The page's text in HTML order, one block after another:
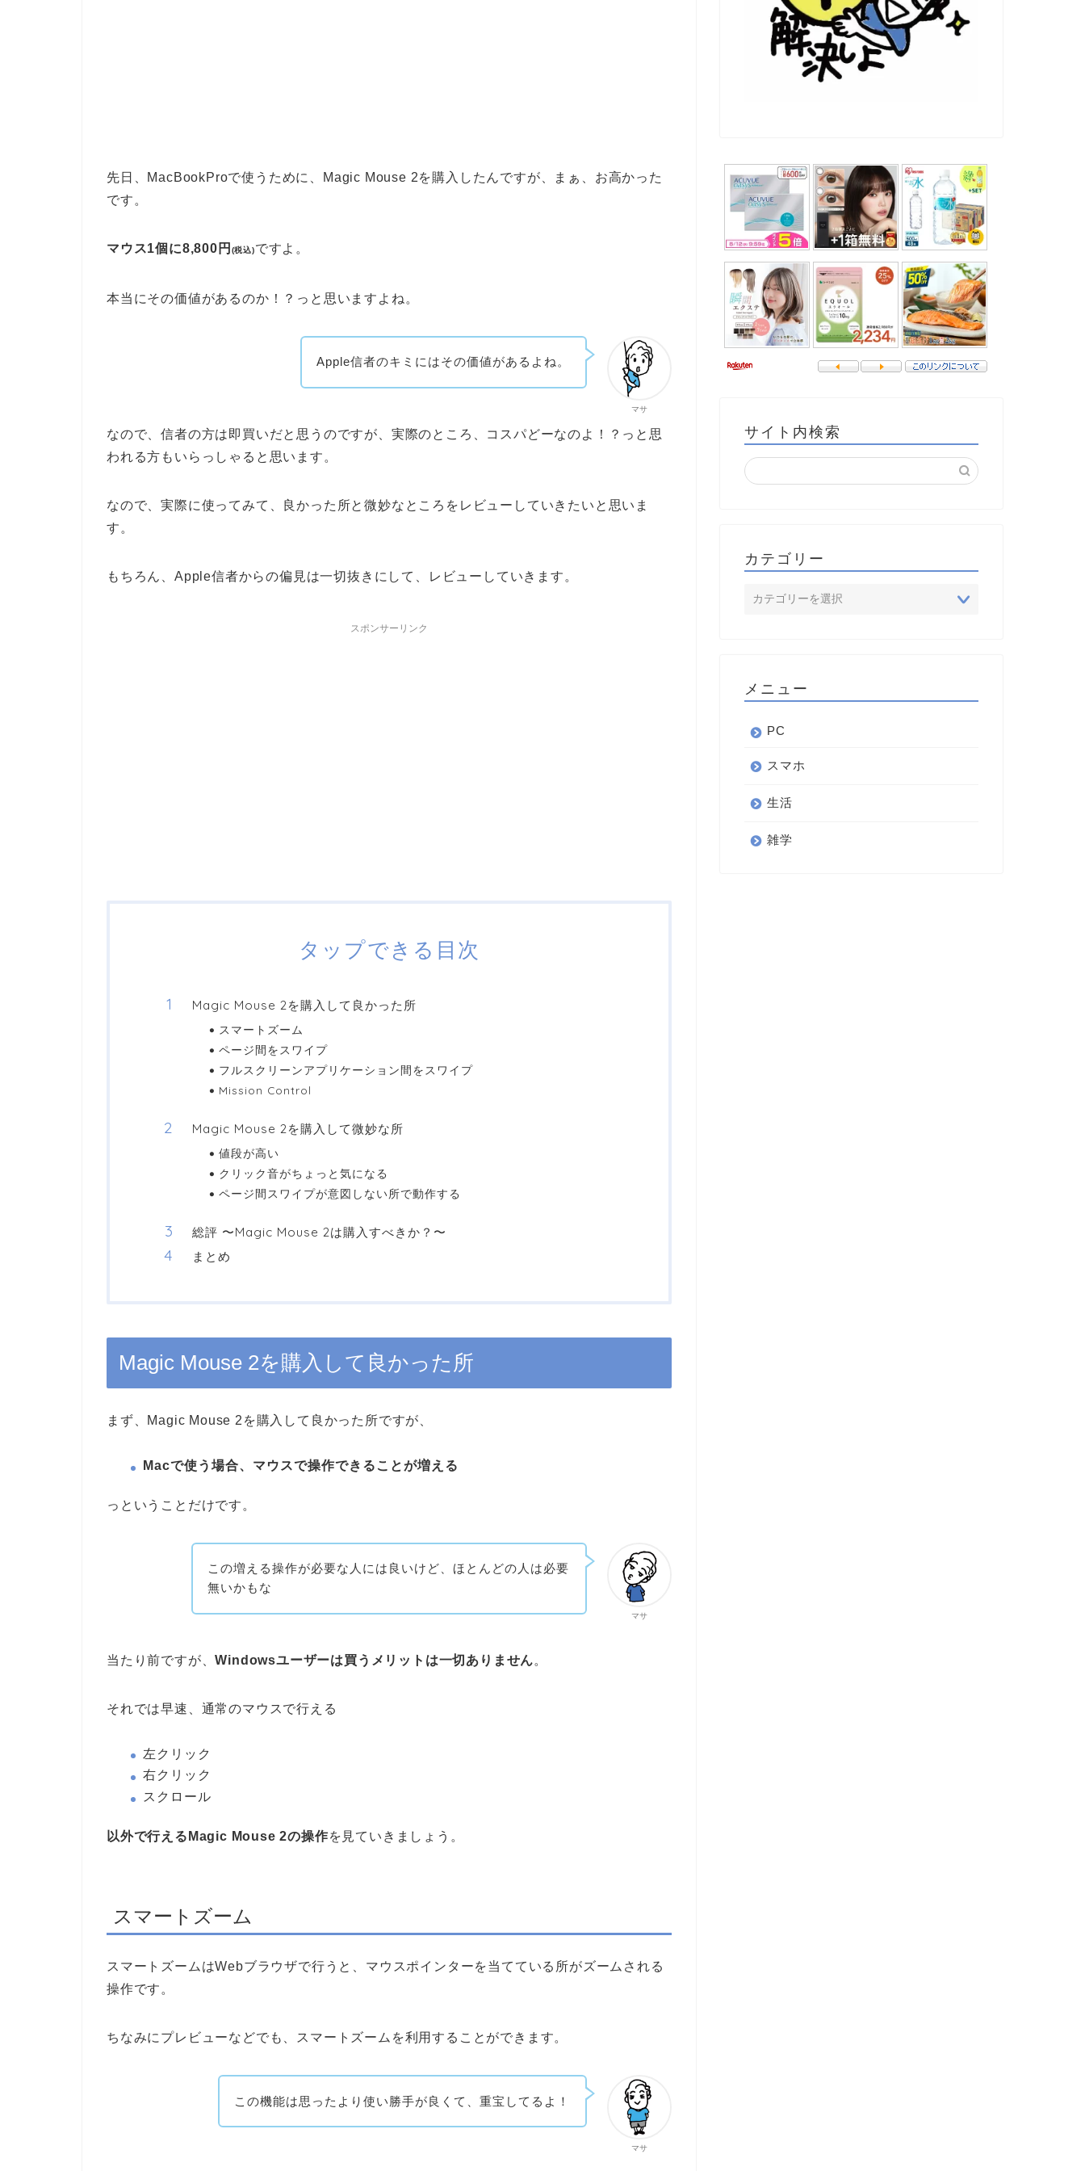
先日、MacBookProで使うために、Magic Mouse 2を購入したんですが、まぁ、お高かった
です。
マウス1個に8,800円 (税込)ですよ。
本当にその価値があるのか！？っと思いますよね。
マサ
Apple信者のキミにはその価値があるよね。
なので、信者の方は即買いだと思うのですが、実際のところ、コスパどーなのよ！？っと思
われる方もいらっしゃると思います。
なので、実際に使ってみて、良かった所と微妙なところをレビューしていきたいと思いま
す。
もちろん、Apple信者からの偏見は一切抜きにして、レビューしていきます。
スポンサーリンク
タップできる目次
Magic Mouse 2を購入して良かった所
スマートズーム
ページ間をスワイプ
フルスクリーンアプリケーション間をスワイプ
Mission Control
Magic Mouse 2を購入して微妙な所
値段が高い
クリック音がちょっと気になる
ページ間スワイプが意図しない所で動作する
総評 〜Magic Mouse 2は購入すべきか？〜
まとめ
Magic Mouse 2を購入して良かった所
まず、Magic Mouse 2を購入して良かった所ですが、
Macで使う場合、マウスで操作できることが増える
っということだけです。
マサ
この増える操作が必要な人には良いけど、ほとんどの人は必要
無いかもな
当たり前ですが、Windowsユーザーは買うメリットは一切ありません。
それでは早速、通常のマウスで行える
左クリック
右クリック
スクロール
以外で行えるMagic Mouse 2の操作を見ていきましょう。
スマートズーム
スマートズームはWebブラウザで行うと、マウスポインターを当てている所がズームされる
操作です。
ちなみにプレビューなどでも、スマートズームを利用することができます。
マサ
この機能は思ったより使い勝手が良くて、重宝してるよ！
サイト内検索
カテゴリー
メニュー
PC
スマホ
生活
雑学